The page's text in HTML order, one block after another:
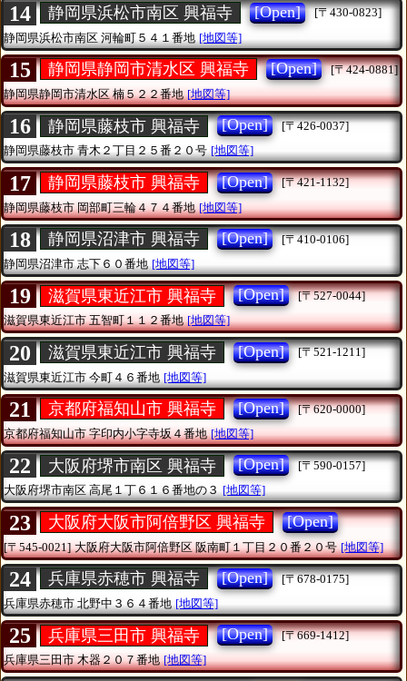
14 静岡県浜松市南区 興福寺 [Open]
[〒430-0823]
静岡県浜松市南区 河輪町５４１番地 [地図等]
15 静岡県静岡市清水区 興福寺 [Open]
[〒424-0881]
静岡県静岡市清水区楠５２２番地 [地図等]
16 静岡県藤枝市 興福寺 [Open]
[〒426-0037]
静岡県藤枝市青木２丁目２５番２０号 [地図等]
17 静岡県藤枝市 興福寺 [Open]
[〒421-1132]
静岡県藤枝市岡部町三輪４７４番地 [地図等]
18 静岡県沼津市 興福寺 [Open]
[〒410-0106]
静岡県沼津市 志下６０番地 [地図等]
19 滋賀県東近江市 興福寺 [Open]
[〒527-0044]
滋賀県東近江市五智町１１２番地 [地図等]
20 滋賀県東近江市 興福寺 [Open]
[〒521-1211]
滋賀県東近江市 今町４６番地 [地図等]
21 京都府福知山市 興福寺 [Open]
[〒620-0000]
京都府福知山市字印内小字寺坂４番地 [地図等]
22 大阪府堺市南区 興福寺 [Open]
[〒590-0157]
大阪府堺市南区高尾１丁６１６番地の３ [地図等]
23 大阪府大阪市阿倍野区 興福寺 [Open]
[〒545-0021] 大阪府大阪市阿倍野区阪南町１丁目２０番２０号 [地図等]
24 兵庫県赤穂市 興福寺 [Open]
[〒678-0175]
兵庫県赤穂市 北野中３６４番地 [地図等]
25 兵庫県三田市 興福寺 [Open]
[〒669-1412]
兵庫県三田市木器２０７番地 [地図等]